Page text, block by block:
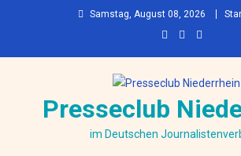
Samstag, August 08, 2026
Presseclub
im Deutschen